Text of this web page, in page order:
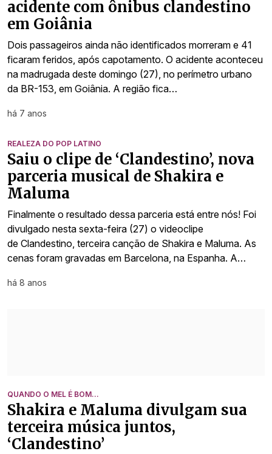
acidente com ônibus clandestino
em Goiânia
Dois passageiros ainda não identificados morreram e 41
ficaram feridos, após capotamento. O acidente aconteceu
na madrugada deste domingo (27), no perímetro urbano
da BR-153, em Goiânia. A região fica…
há 7 anos
REALEZA DO POP LATINO
Saiu o clipe de ‘Clandestino’, nova
parceria musical de Shakira e
Maluma
Finalmente o resultado dessa parceria está entre nós! Foi
divulgado nesta sexta-feira (27) o videoclipe
de Clandestino, terceira canção de Shakira e Maluma. As
cenas foram gravadas em Barcelona, na Espanha. A…
há 8 anos
QUANDO O MEL É BOM...
Shakira e Maluma divulgam sua
terceira música juntos,
‘Clandestino’